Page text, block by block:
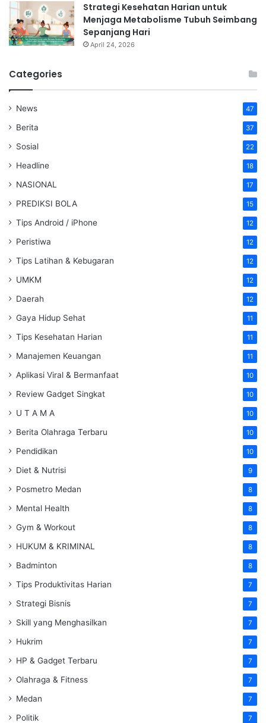
Strategi Kesehatan Harian untuk
Menjaga Metabolisme Tubuh Seimbang
Sepanjang Hari
April 24, 2026
Categories
News 47
Berita 37
Sosial 22
Headline 18
NASIONAL 17
PREDIKSI BOLA 15
Tips Android / iPhone 12
Peristiwa 12
Tips Latihan & Kebugaran 12
UMKM 12
Daerah 12
Gaya Hidup Sehat 11
Tips Kesehatan Harian 11
Manajemen Keuangan 11
Aplikasi Viral & Bermanfaat 10
Review Gadget Singkat 10
U T A M A 10
Berita Olahraga Terbaru 10
Pendidikan 10
Diet & Nutrisi 9
Posmetro Medan 8
Mental Health 8
Gym & Workout 8
HUKUM & KRIMINAL 8
Badminton 8
Tips Produktivitas Harian 7
Strategi Bisnis 7
Skill yang Menghasilkan 7
Hukrim 7
HP & Gadget Terbaru 7
Olahraga & Fitness 7
Medan 7
Politik 7